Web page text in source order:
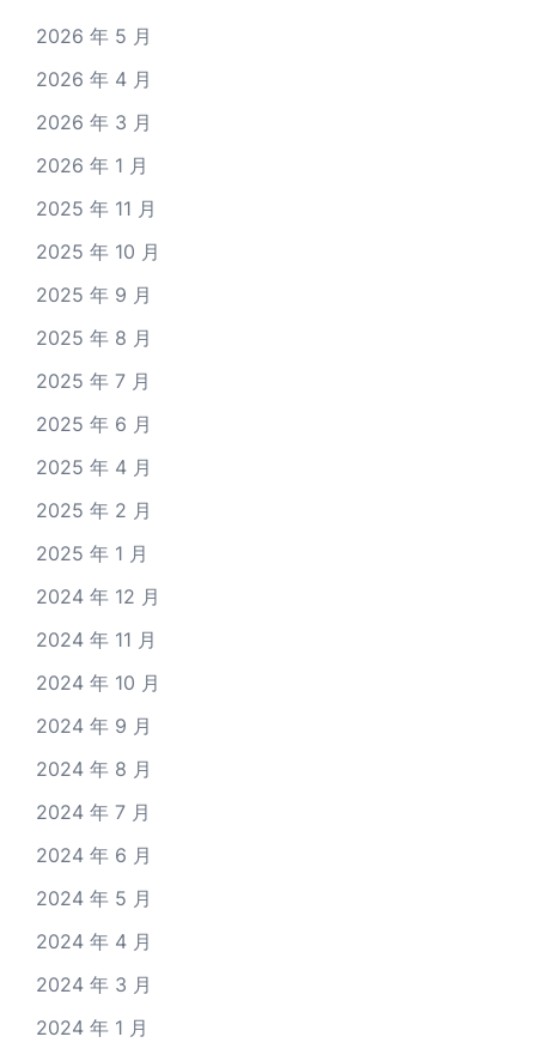
2026 年 5 月
2026 年 4 月
2026 年 3 月
2026 年 1 月
2025 年 11 月
2025 年 10 月
2025 年 9 月
2025 年 8 月
2025 年 7 月
2025 年 6 月
2025 年 4 月
2025 年 2 月
2025 年 1 月
2024 年 12 月
2024 年 11 月
2024 年 10 月
2024 年 9 月
2024 年 8 月
2024 年 7 月
2024 年 6 月
2024 年 5 月
2024 年 4 月
2024 年 3 月
2024 年 1 月